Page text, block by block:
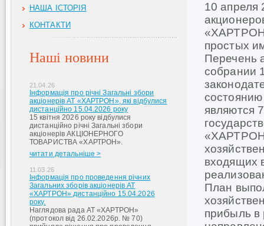
НАША ІСТОРІЯ
КОНТАКТИ
Наші новини
21.04.26
Інформація про річні Загальні збори
акціонерів АТ «ХАРТРОН», які відбулися
дистанційно 15.04.2026 року
15 квітня 2026 року відбулися
дистанційно річні Загальні збори
акціонерів АКЦІОНЕРНОГО
ТОВАРИСТВА «ХАРТРОН».
читати детальніше >
11.03.26
Інформація про проведення річних
Загальних зборів акціонерів АТ
«ХАРТРОН» дистанційно 15.04.2026
року.
Наглядова рада АТ «ХАРТРОН»
(протокол від 26.02.2026р. № 70)
10 апреля
простых
Перечень
собрании
являются
входящих
План
прибыль в